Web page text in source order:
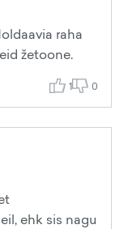
raha
žetoone.
1 0
ehk sis nagu